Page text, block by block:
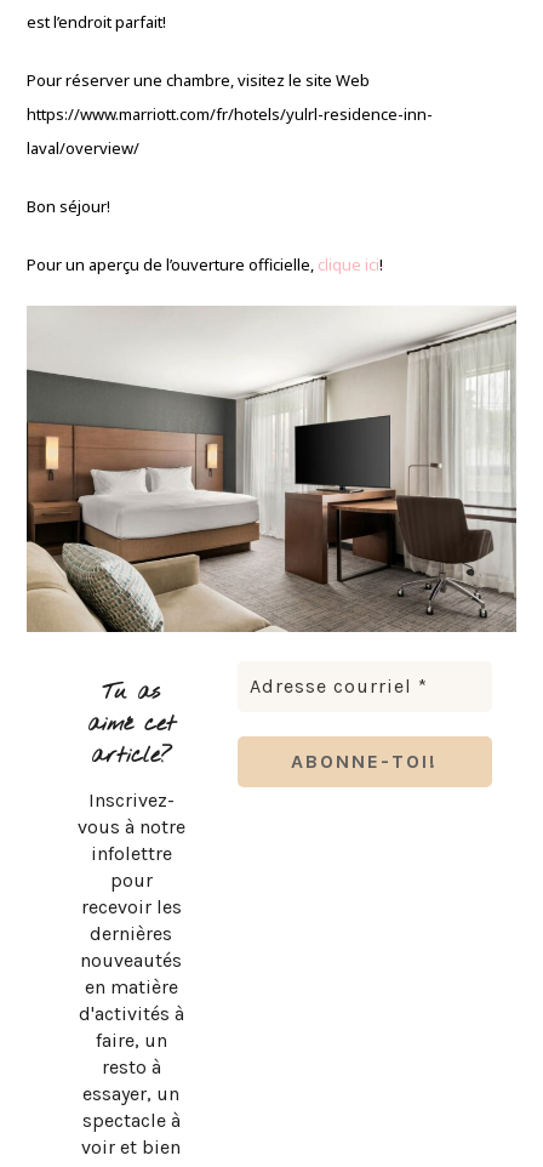
est l’endroit parfait!
Pour réserver une chambre, visitez le site Web
https://www.marriott.com/fr/hotels/yulrl-residence-inn-
laval/overview/
Bon séjour!
Pour un aperçu de l’ouverture officielle, clique ici!
Tu as
aimé cet
article?
Inscrivez-
vous à notre
infolettre
pour
recevoir les
dernières
nouveautés
en matière
d'activités à
faire, un
resto à
essayer, un
spectacle à
voir et bien